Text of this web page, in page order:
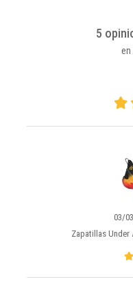
5
en
03/
Zapatillas Under